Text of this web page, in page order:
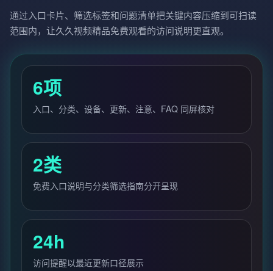
通过入口卡片、筛选标签和问题清单把关键内容压缩到可扫读
范围内，让久久视频精品免费观看的访问说明更直观。
6项
入口、分类、设备、更新、注意、FAQ 同屏核对
2类
免费入口说明与分类筛选指南分开呈现
24h
访问提醒以最近更新口径展示